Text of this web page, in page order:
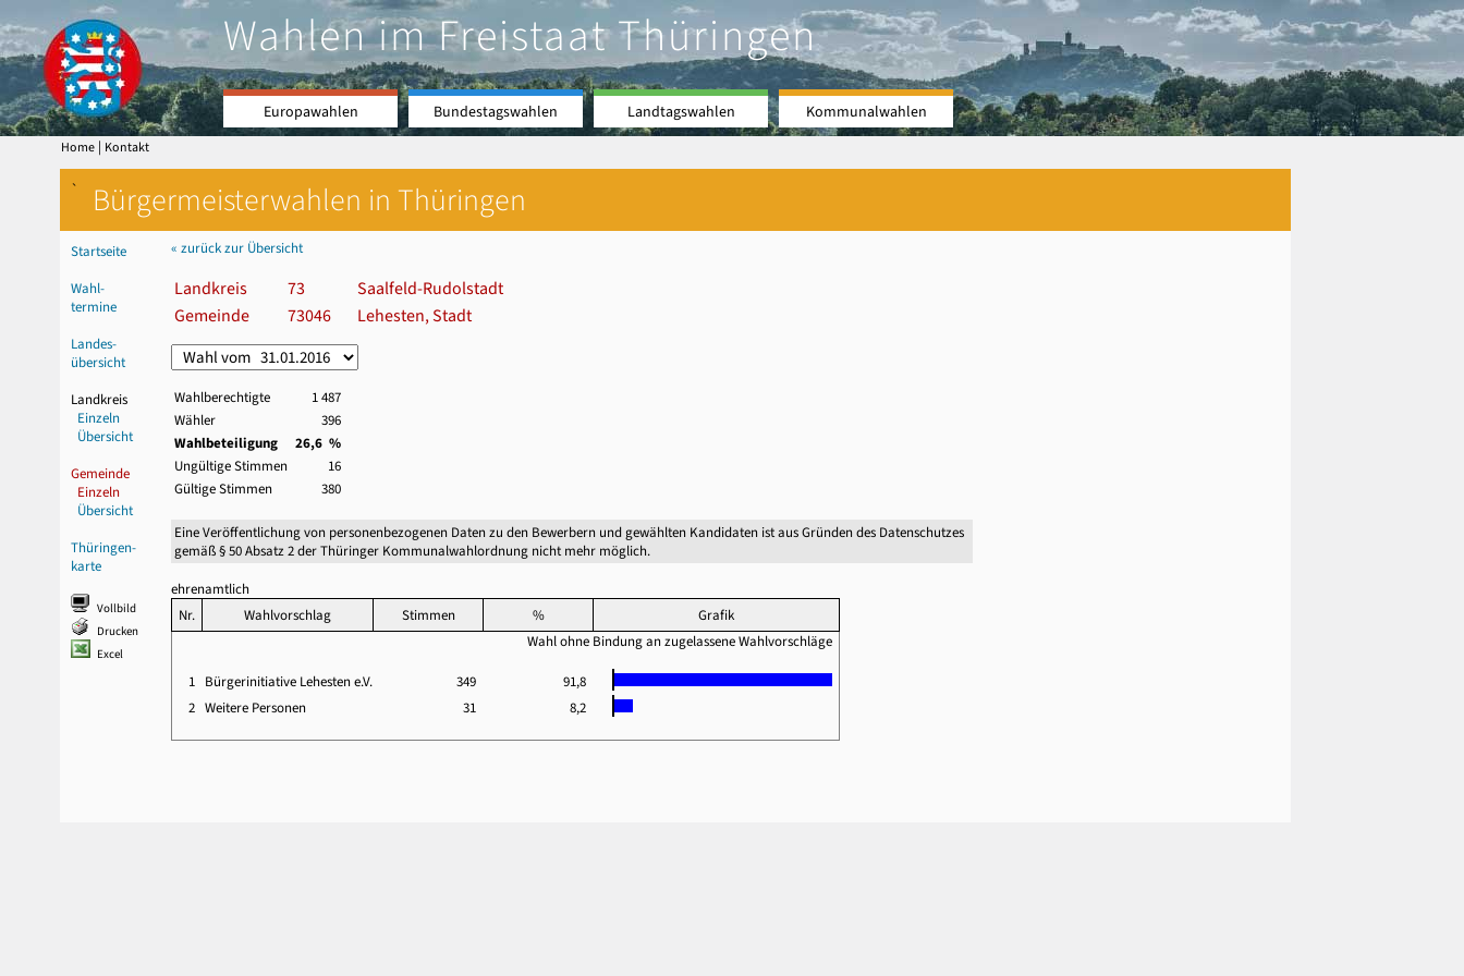
Wahlen im Freistaat Thüringen
Europawahlen Bundestagswahlen Landtagswahlen Kommunalwahlen
Home | Kontakt
` Bürgermeisterwahlen in Thüringen
Startseite
Wahl-
termine
Landes-
übersicht
Landkreis
Einzeln
Übersicht
Gemeinde
Einzeln
Übersicht
Thüringen-
karte
Vollbild
Drucken
Excel
« zurück zur Übersicht
Landkreis 73
Saalfeld-Rudolstadt
Gemeinde
73046 Lehesten, Stadt
Wahlberechtigte
1 487
Wähler
396
Wahlbeteiligung
26,6 %
Ungültige Stimmen
16
Gültige Stimmen
380
Eine Veröffentlichung von personenbezogenen Daten zu den Bewerbern und gewählten Kandidaten ist aus Gründen des Datenschutzes
gemäß § 50 Absatz 2 der Thüringer Kommunalwahlordnung nicht mehr möglich.
ehrenamtlich
Nr.
Wahlvorschlag Stimmen %
Grafik
Wahl ohne Bindung an zugelassene Wahlvorschläge
1 Bürgerinitiative Lehesten e.V. 349
91,8
2 Weitere Personen 31 8,2